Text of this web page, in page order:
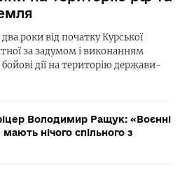
роки від початку Курської
за задумом і виконанням
дії на територію держави-
Володимир Ращук: «Воєнні
нічого спільного з